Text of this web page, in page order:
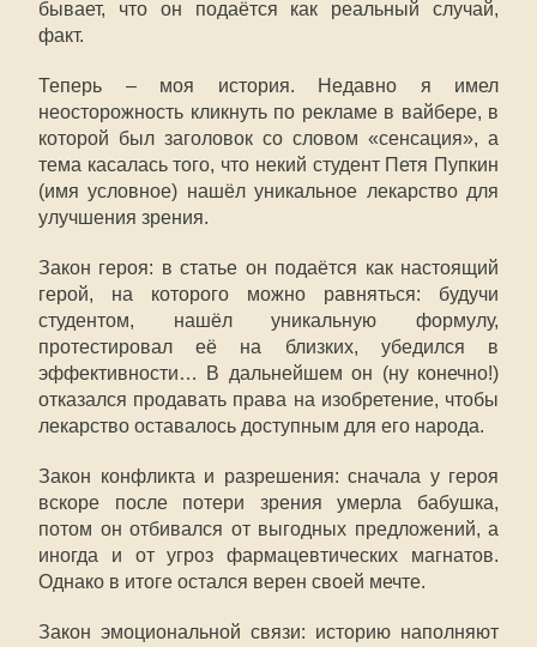
бывает, что он подаётся как реальный случай,
факт.
Теперь – моя история. Недавно я имел
неосторожность кликнуть по рекламе в вайбере, в
которой был заголовок со словом «сенсация», а
тема касалась того, что некий студент Петя Пупкин
(имя условное) нашёл уникальное лекарство для
улучшения зрения.
Закон героя: в статье он подаётся как настоящий
герой, на которого можно равняться: будучи
студентом, нашёл уникальную формулу,
протестировал её на близких, убедился в
эффективности… В дальнейшем он (ну конечно!)
отказался продавать права на изобретение, чтобы
лекарство оставалось доступным для его народа.
Закон конфликта и разрешения: сначала у героя
вскоре после потери зрения умерла бабушка,
потом он отбивался от выгодных предложений, а
иногда и от угроз фармацевтических магнатов.
Однако в итоге остался верен своей мечте.
Закон эмоциональной связи: историю наполняют